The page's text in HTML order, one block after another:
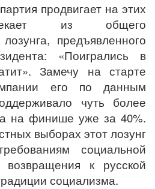
продвигает на этих
из общего
лозунга, предъявленного
«Поигрались в
Замечу на старте
его по данным
чуть более
на финише уже за 40%.
выборах этот лозунг
социальной
возвращения к русской
социализма.